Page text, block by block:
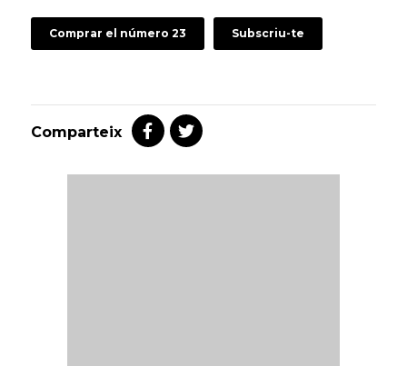
Comprar el número 23 Subscriu-te
Comparteix